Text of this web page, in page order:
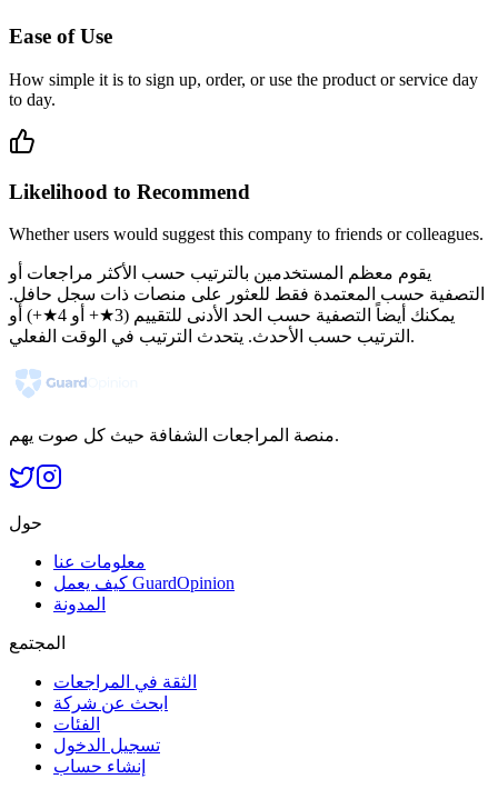
Ease of Use
How simple it is to sign up, order, or use the product or service day
to day.
Likelihood to Recommend
Whether users would suggest this company to friends or colleagues.
يقوم معظم المستخدمين بالترتيب حسب الأكثر مراجعات أو
التصفية حسب المعتمدة فقط للعثور على منصات ذات سجل حافل.
يمكنك أيضاً التصفية حسب الحد الأدنى للتقييم (3★+ أو 4★+) أو
الترتيب حسب الأحدث. يتحدث الترتيب في الوقت الفعلي.
منصة المراجعات الشفافة حيث كل صوت يهم.
حول
معلومات عنا
كيف يعمل GuardOpinion
المدونة
المجتمع
الثقة في المراجعات
ابحث عن شركة
الفئات
تسجيل الدخول
إنشاء حساب